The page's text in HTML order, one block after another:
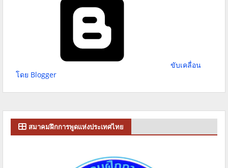
ขับเคลื่อน
โดย Blogger
สมาคมฝึกการพูดแห่งประเทศไทย